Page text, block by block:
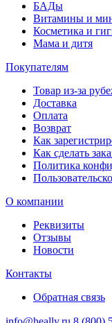
БАДы
Витамины и
Косметика и
Мама и дитя
Покупателям
Товар из-за
Доставка
Оплата
Возврат
Как
Как сделать
Политика
О компании
Реквизиты
Отзывы
Новости
Контакты
Обратная связь